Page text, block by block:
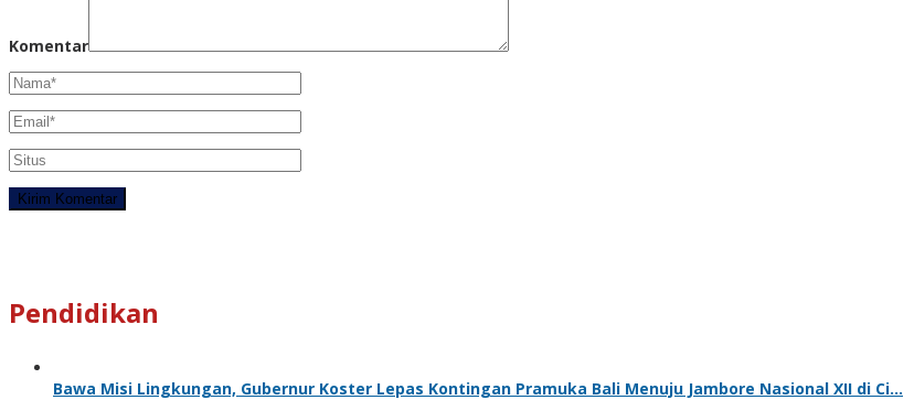
Komentar
Pendidikan
Bawa Misi Lingkungan, Gubernur Koster Lepas Kontingan Pramuka Bali Menuju Jambore Nasional XII di Ci…